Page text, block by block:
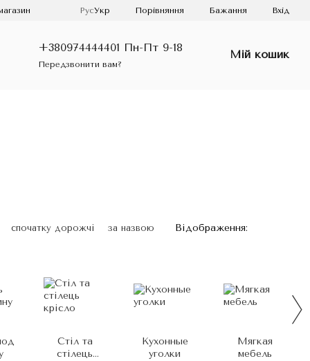
РусУкр Порівняння Бажання Вхід
+380974444401 Пн-Пт 9-18
Передзвонити вам?
Мій кошик
спочатку дорожчі за назвою Відображення:
Стіл та
стілець
Кухонные
уголки
Мягкая
мебель